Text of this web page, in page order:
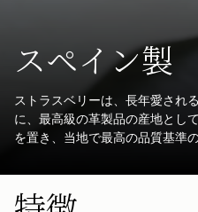
スペイン製
ストラスベリーは、長年愛され
に、最高級の革製品の産地とし
を置き、当地で最高の品質基準